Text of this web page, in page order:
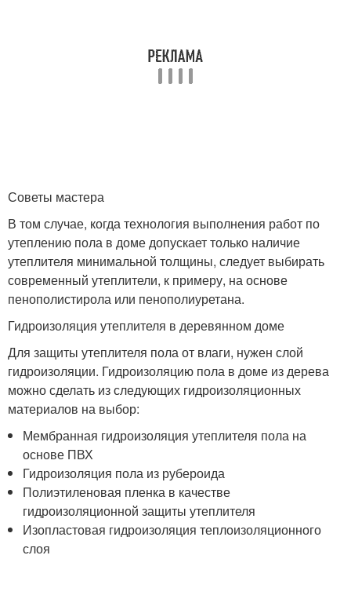
Советы мастера
В том случае, когда технология выполнения работ по
утеплению пола в доме допускает только наличие
утеплителя минимальной толщины, следует выбирать
современный утеплители, к примеру, на основе
пенополистирола или пенополиуретана.
Гидроизоляция утеплителя в деревянном доме
Для защиты утеплителя пола от влаги, нужен слой
гидроизоляции. Гидроизоляцию пола в доме из дерева
можно сделать из следующих гидроизоляционных
материалов на выбор:
Мембранная гидроизоляция утеплителя пола на
основе ПВХ
Гидроизоляция пола из рубероида
Полиэтиленовая пленка в качестве
гидроизоляционной защиты утеплителя
Изопластовая гидроизоляция теплоизоляционного
слоя